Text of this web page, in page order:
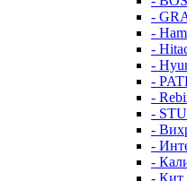
-
-
-
-
-
-
-
-
-
-
- Кит.